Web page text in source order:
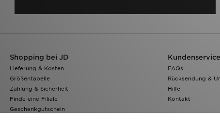
Shopping bei JD
Lieferung & Kosten
Größentabelle
Zahlung & Sicherheit
Finde eine Filiale
Geschenkgutschein
Kundenservice
FAQs
Rücksendung &
Hilfe
Kontakt